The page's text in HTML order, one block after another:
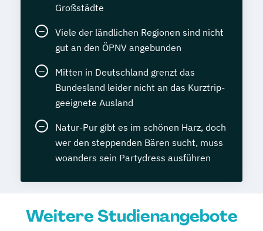
Großstädte
Viele der ländlichen Regionen sind nicht
gut an den ÖPNV angebunden
Mitten in Deutschland grenzt das
Bundesland leider nicht an das Kurztrip-
geeignete Ausland
Natur-Pur gibt es im schönen Harz, doch
wer den steppenden Bären sucht, muss
woanders sein Partydress ausführen
Weitere Studienangebote